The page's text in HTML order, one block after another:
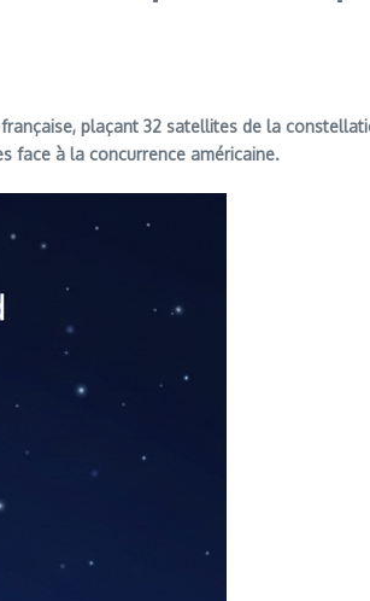
plaçant 32 satellites de la
face à la concurrence américaine.